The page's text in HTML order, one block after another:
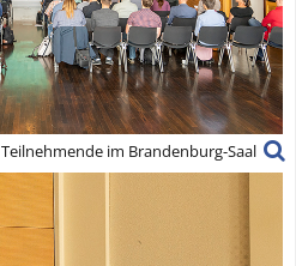
Teilnehmende im Brandenburg-Saal